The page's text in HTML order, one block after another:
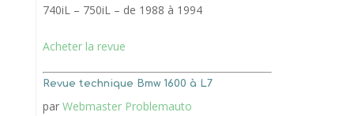
740iL – 750iL – de 1988 à 1994
Acheter la revue
Revue technique Bmw 1600 à L7
par Webmaster Problemauto